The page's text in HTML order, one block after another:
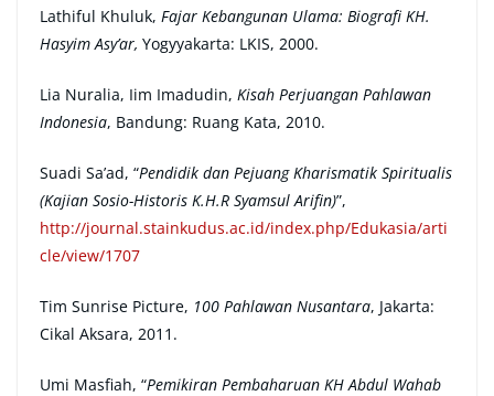
Lathiful Khuluk, Fajar Kebangunan Ulama: Biografi KH.
Hasyim Asy’ar, Yogyyakarta: LKIS, 2000.
Lia Nuralia, Iim Imadudin, Kisah Perjuangan Pahlawan
Indonesia, Bandung: Ruang Kata, 2010.
Suadi Sa’ad, “Pendidik dan Pejuang Kharismatik Spiritualis
(Kajian Sosio-Historis K.H.R Syamsul Arifin)”,
http://journal.stainkudus.ac.id/index.php/Edukasia/arti
cle/view/1707
Tim Sunrise Picture, 100 Pahlawan Nusantara, Jakarta:
Cikal Aksara, 2011.
Umi Masfiah, “Pemikiran Pembaharuan KH Abdul Wahab